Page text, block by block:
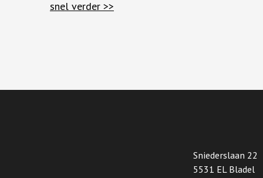
snel verder >>
Sniederslaan 22
5531 EL Bladel